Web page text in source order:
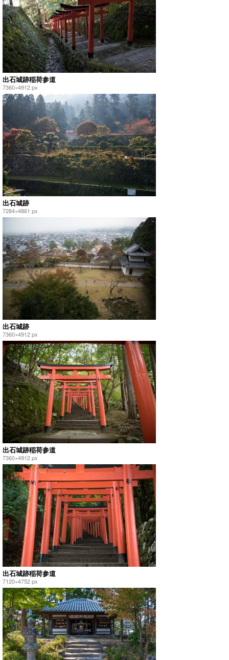
出石城跡稲荷参道
7360×4912 px
出石城跡
7284×4861 px
出石城跡
7360×4912 px
出石城跡稲荷参道
7360×4912 px
出石城跡稲荷参道
7120×4752 px